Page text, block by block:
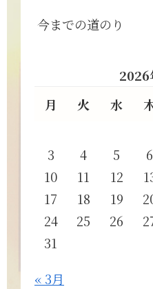
今までの道のり
2026
月
火 水
3
4 5 6
10
11 12
17
18 19
24
25 26
31
« 3月